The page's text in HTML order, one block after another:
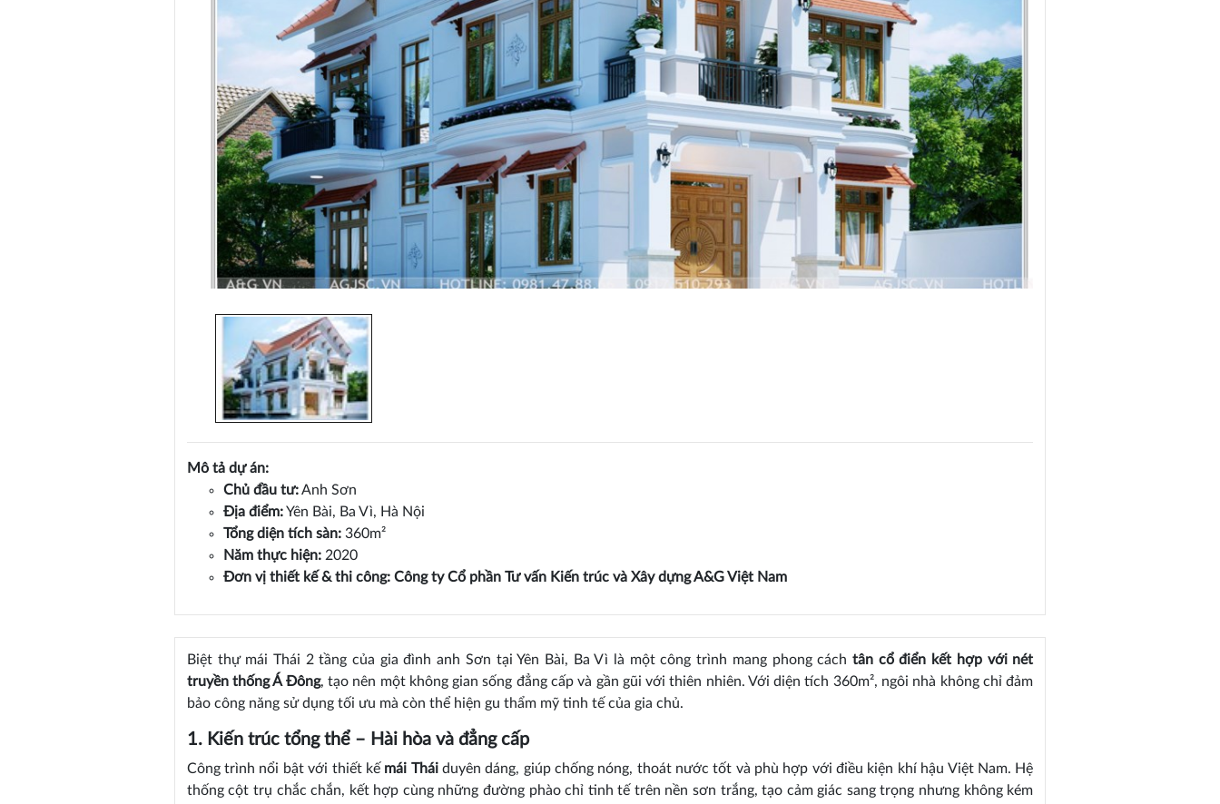
Mô tả dự án:
Chủ đầu tư:Anh Sơn
Địa điểm:Yên Bài, Ba Vì, Hà Nội
Tổng diện tích sàn:360m²
Năm thực hiện:2020
Đơn vị thiết kế & thi công: Công ty Cổ phần Tư vấn Kiến trúc và Xây dựng A&G Việt Nam
Biệt thự mái Thái 2 tầng của gia đình anh Sơn tại Yên Bài, Ba Vì là một công trình mang phong cách tân cổ điển kết hợp với nét
truyền thống Á Đông, tạo nên một không gian sống đẳng cấp và gần gũi với thiên nhiên. Với diện tích 360m², ngôi nhà không chỉ đảm
bảo công năng sử dụng tối ưu mà còn thể hiện gu thẩm mỹ tinh tế của gia chủ.
1. Kiến trúc tổng thể – Hài hòa và đẳng cấp
Công trình nổi bật với thiết kế mái Tháiduyên dáng, giúp chống nóng, thoát nước tốt và phù hợp với điều kiện khí hậu Việt Nam. Hệ
thống cột trụ chắc chắn, kết hợp cùng những đường phào chỉ tinh tế trên nền sơn trắng, tạo cảm giác sang trọng nhưng không kém